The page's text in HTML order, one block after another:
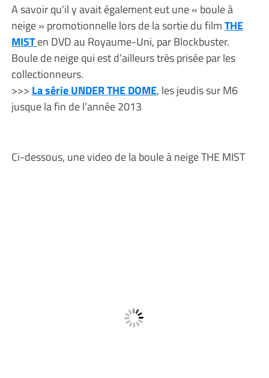
A savoir qu’il y avait également eut une « boule à
neige » promotionnelle lors de la sortie du filmTHE
MISTen DVD au Royaume-Uni, par Blockbuster.
Boule de neige qui est d’ailleurs très prisée par les
collectionneurs.
>>> La série UNDER THE DOME, les jeudis sur M6
jusque la fin de l’année 2013
Ci-dessous, une video de la boule à neige THE MIST